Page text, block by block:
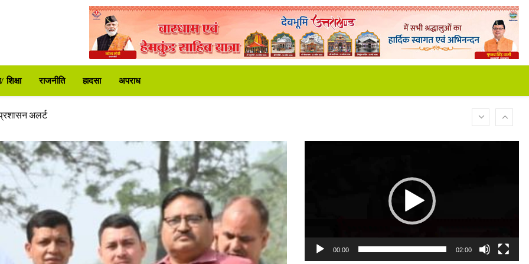
राजनीति हादसा अपराध
की वित्तीय स्वीकृति
ने लगाई फटकार
की
अलर्ट
उद्यान
कड़ी चेतावनी
की वित्तीय स्वीकृति
ने लगाई फटकार
की
00:00 02:00